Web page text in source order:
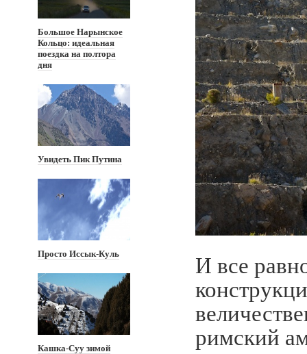
Большое Нарынское
Кольцо: идеальная
поездка на полтора
дня
Увидеть Пик Путина
Просто Иссык-Куль
Кашка-Суу зимой
И все
римский